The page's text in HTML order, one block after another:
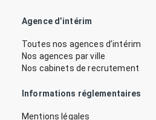
Agence d’intérim
Toutes nos agences d’intérim
Nos agences par ville
Nos cabinets de recrutement
Informations réglementaires
Mentions légales